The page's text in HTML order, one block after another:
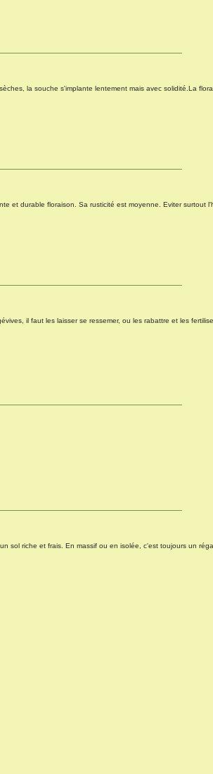
la souche s'implante lentement mais avec solidité.La
et durable floraison. Sa rusticité est moyenne. Eviter surtout
il faut les laisser se ressemer, ou les rabattre et les
sol riche et frais. En massif ou en isolée, c'est toujours un